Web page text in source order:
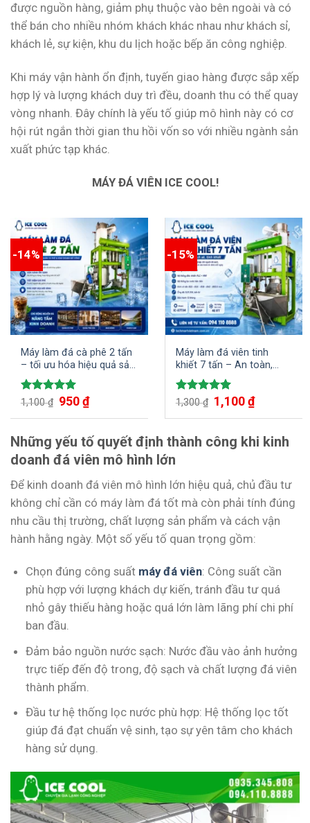
được nguồn hàng, giảm phụ thuộc vào bên ngoài và có
thể bán cho nhiều nhóm khách khác nhau như khách sỉ,
khách lẻ, sự kiện, khu du lịch hoặc bếp ăn công nghiệp.
Khi máy vận hành ổn định, tuyến giao hàng được sắp xếp
hợp lý và lượng khách duy trì đều, doanh thu có thể quay
vòng nhanh. Đây chính là yếu tố giúp mô hình này có cơ
hội rút ngắn thời gian thu hồi vốn so với nhiều ngành sản
xuất phức tạp khác.
MÁY ĐÁ VIÊN ICE COOL!
-14%
Máy làm đá cà phê 2 tấn
– tối ưu hóa hiệu quả sản
xuất đá viên
Được xếp
1,100₫ Giá
gốc
là:
950₫Giá
hiện
tại
950 ₫.
-15%
Máy làm đá viên tinh
khiết 7 tấn – An toàn,
sạch sẽ, tinh khiết
Được xếp
5.00
1,300₫ Giá
gốc
là:
1,100₫Giá
hiện
tại
1,100 ₫.
Những yếu tố quyết định thành công khi kinh
doanh đá viên mô hình lớn
Để kinh doanh đá viên mô hình lớn hiệu quả, chủ đầu tư
không chỉ cần có máy làm đá tốt mà còn phải tính đúng
nhu cầu thị trường, chất lượng sản phẩm và cách vận
hành hằng ngày. Một số yếu tố quan trọng gồm:
Chọn đúng công suất máy đá viên: Công suất cần
phù hợp với lượng khách dự kiến, tránh đầu tư quá
nhỏ gây thiếu hàng hoặc quá lớn làm lãng phí chi phí
ban đầu.
Đảm bảo nguồn nước sạch: Nước đầu vào ảnh hưởng
trực tiếp đến độ trong, độ sạch và chất lượng đá viên
thành phẩm.
Đầu tư hệ thống lọc nước phù hợp: Hệ thống lọc tốt
giúp đá đạt chuẩn vệ sinh, tạo sự yên tâm cho khách
hàng sử dụng.